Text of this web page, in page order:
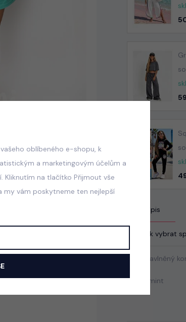
Popis
Jak vybrat
Letní bavlněný
Barva: mint
oblíbeného e-shopu, k
a marketingovým účelům a
Kliknutím na tlačítko Přijmout vše
my vám poskytneme ten nejlepší